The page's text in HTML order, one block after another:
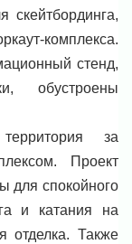
комплекса.
стенд,
обустроены
за
Проект
для спокойного
и катания на
отделка. Также